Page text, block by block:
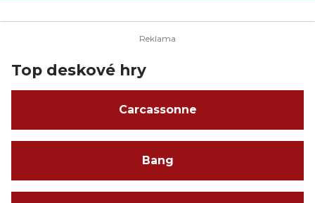
Top deskové hry
Carcassonne
Bang